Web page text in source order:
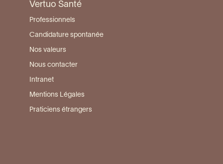
Vertuo Santé
Professionnels
Candidature spontanée
Nos valeurs
Nous contacter
Intranet
Mentions Légales
Praticiens étrangers